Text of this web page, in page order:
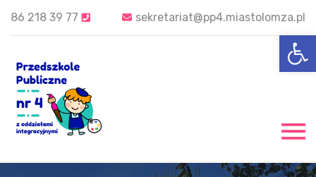
86 218 39 77 sekretariat@pp4.miastolomza.pl